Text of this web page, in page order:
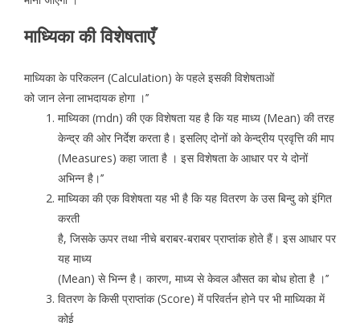
माध्यिका की विशेषताएँ
माध्यिका के परिकलन (Calculation) के पहले इसकी विशेषताओं
को जान लेना लाभदायक होगा ।’’
माध्यिका (mdn) की एक विशेषता यह है कि यह माध्य (Mean) की तरह
केन्द्र की ओर निर्देश करता है। इसलिए दोनों को केन्द्रीय प्रवृत्ति की माप
(Measures) कहा जाता है । इस विशेषता के आधार पर ये दोनों
अभिन्न है।’’
माध्यिका की एक विशेषता यह भी है कि यह वितरण के उस बिन्दु को इंगित
करती
है, जिसके ऊपर तथा नीचे बराबर-बराबर प्राप्तांक होते हैं। इस आधार पर
यह माध्य
(Mean) से भिन्न है। कारण, माध्य से केवल औसत का बोध होता है ।’’
वितरण के किसी प्राप्तांक (Score) में परिवर्तन होने पर भी माध्यिका में
कोई